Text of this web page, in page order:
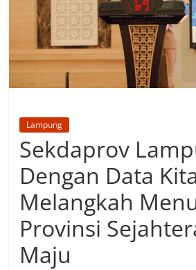
Lampung
Sekdaprov
Dengan Data
Melangkah
Provinsi
Maju